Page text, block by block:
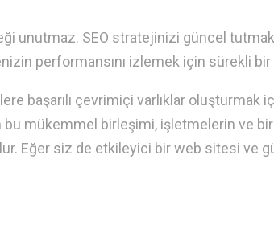
unutmaz. SEO stratejinizi güncel
performansını izlemek için sürekli
başarılı çevrimiçi varlıklar oluşturmak
bu mükemmel birleşimi, işletmelerin ve
Eğer siz de etkileyici bir web sitesi ve